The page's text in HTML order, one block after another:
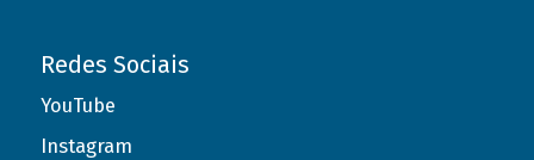
Redes Sociais
YouTube
Instagram